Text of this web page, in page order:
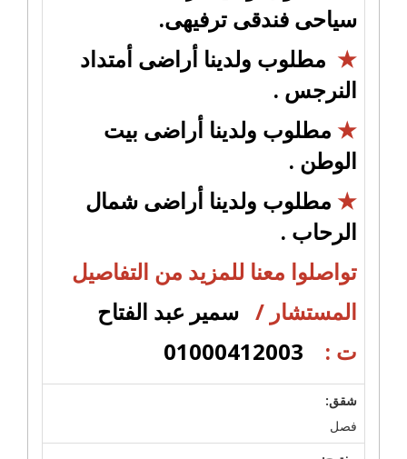
سياحى فندقى ترفيهى.
★ مطلوب ولدينا أراضى أمتداد
النرجس .
★ مطلوب ولدينا أراضى بيت
الوطن .
★ مطلوب ولدينا أراضى شمال
الرحاب .
تواصلوا معنا للمزيد من التفاصيل
المستشار / سمير عبد الفتاح
ت :
شقق:
فصل